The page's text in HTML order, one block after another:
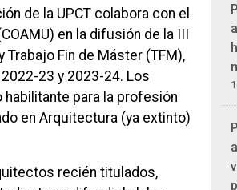
de la UPCT colabora con el
en la difusión de la III
Trabajo Fin de Máster (TFM),
23 y 2023-24. Los
para la profesión
en Arquitectura (ya extinto)
recién titulados,